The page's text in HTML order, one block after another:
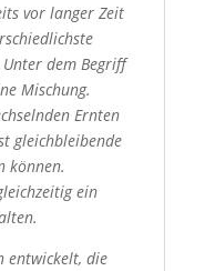
vor langer Zeit
dem Begriff
Mischung.
Ernten
gleichbleibende
können.
ein
entwickelt, die